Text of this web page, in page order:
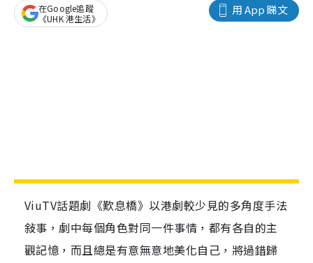
用 App 睇文
在Google追蹤
《UHK 港生活》
ViuTV話題劇《歎息橋》以港劇較少見的多角度手法
敍事，劇中每個角色對同一件事情，都有各自的主
觀記憶，而且總是有意無意地美化自己，將過錯歸